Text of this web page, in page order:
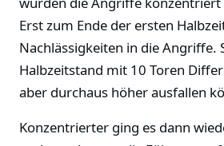
Erst zum Ende der ersten
Nachlässigkeiten in die Angriffe.
Halbzeitstand mit 10 Toren
aber durchaus höher ausfallen
Konzentrierter ging es dann